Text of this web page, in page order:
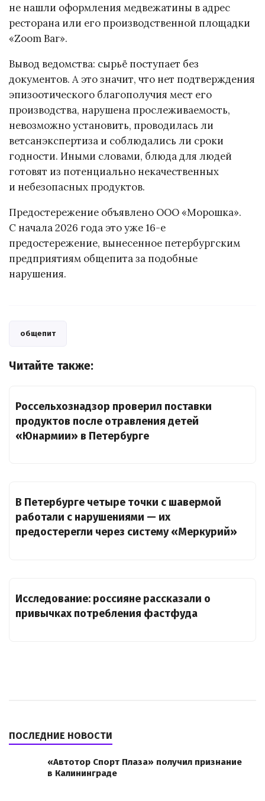
не нашли оформления медвежатины в адрес
ресторана или его производственной площадки
«Zoom Bar».
Вывод ведомства: сырьё поступает без
документов. А это значит, что нет подтверждения
эпизоотического благополучия мест его
производства, нарушена прослеживаемость,
невозможно установить, проводилась ли
ветсанэкспертиза и соблюдались ли сроки
годности. Иными словами, блюда для людей
готовят из потенциально некачественных
и небезопасных продуктов.
Предостережение объявлено ООО «Морошка».
С начала 2026 года это уже 16-е
предостережение, вынесенное петербургским
предприятиям общепита за подобные
нарушения.
общепит
Читайте также:
Россельхознадзор проверил поставки
продуктов после отравления детей
«Юнармии» в Петербурге
В Петербурге четыре точки с шавермой
работали с нарушениями — их
предостерегли через систему «Меркурий»
Исследование: россияне рассказали о
привычках потребления фастфуда
ПОСЛЕДНИЕ НОВОСТИ
«Автотор Спорт Плаза» получил признание
в Калининграде